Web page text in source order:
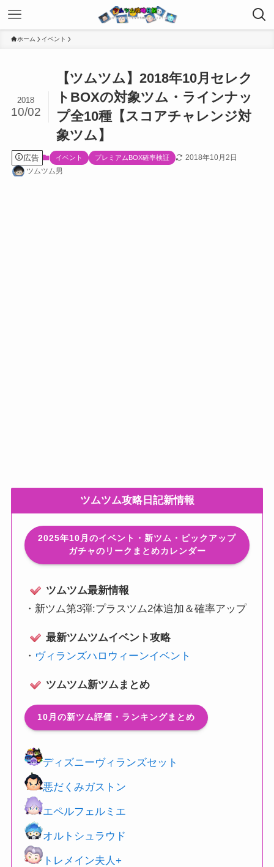
ホーム イベント
【ツムツム】2018年10月セレク
トBOXの対象ツム・ラインナッ
プ全10種【スコアチャレンジ対
象ツム】
2018
10/02
広告 イベント プレミアムBOX確率検証
2018年10月2日
ツムツム男
ツムツム攻略日記新情報
2025年10月のイベント・新ツム・ピックアップ
ガチャのリークまとめカレンダー
ツムツム最新情報
・ 新ツム第3弾:プラスツム2体追加＆確率アップ
最新ツムツムイベント攻略
・ ヴィランズハロウィーンイベント
ツムツム新ツムまとめ
10月の新ツム評価・ランキングまとめ
ディズニーヴィランズセット
悪だくみガストン
エペルフェルミエ
オルトシュラウド
トレメイン夫人+